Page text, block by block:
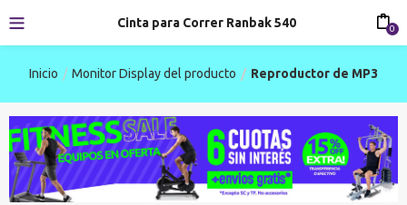
Cinta para Correr Ranbak 540 0
Inicio Monitor Display del producto Reproductor de MP3